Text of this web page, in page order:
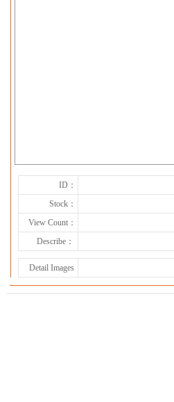
ID：
Stock：
View Count：
Describe：
Detail Images